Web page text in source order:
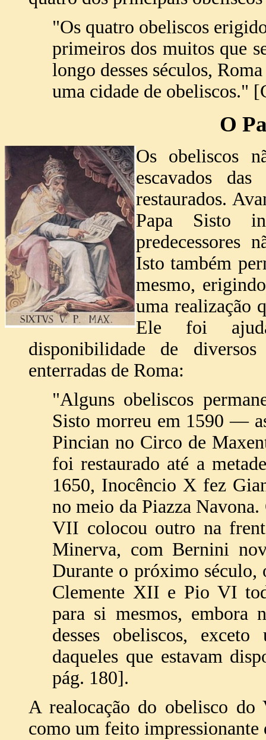
"Os quatro obeliscos
primeiros dos muitos que
longo desses séculos,
uma cidade de obeliscos."
O
Os obeliscos
escavados
restaurados.
Papa Sisto
predecessores
Isto também
mesmo,
uma realização
Ele foi
disponibilidade de
enterradas de Roma:
"Alguns obeliscos
Sisto morreu em 1590 —
Pincian no Circo de
foi restaurado até a
1650, Inocêncio X fez
no meio da Piazza
VII colocou outro na
Minerva, com Bernini
Durante o próximo século,
Clemente XII e Pio VI
para si mesmos, embora
desses obeliscos,
daqueles que estavam
pág. 180].
A realocação do obelisco
como um feito impressionante